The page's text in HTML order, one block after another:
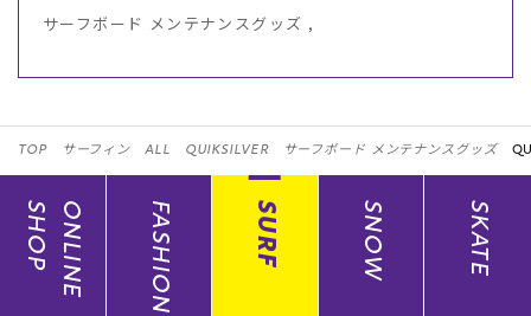
サーフボード メンテナンスグッズ ,
TOP サーフィン ALL QUIKSILVER サーフボード メンテナンスグッズ
ONLINE
SHOP FASHION SURF SNOW SKATE